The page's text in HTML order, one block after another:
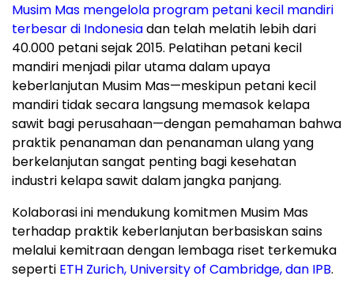
Musim Mas mengelola program petani kecil mandiri
terbesar di Indonesiadan telah melatih lebih dari
40.000 petani sejak 2015. Pelatihan petani kecil
mandiri menjadi pilar utama dalam upaya
keberlanjutan Musim Mas—meskipun petani kecil
mandiri tidak secara langsung memasok kelapa
sawit bagi perusahaan—dengan pemahaman bahwa
praktik penanaman dan penanaman ulang yang
berkelanjutan sangat penting bagi kesehatan
industri kelapa sawit dalam jangka panjang.
Kolaborasi ini mendukung komitmen Musim Mas
terhadap praktik keberlanjutan berbasiskan sains
melalui kemitraan dengan lembaga riset terkemuka
seperti ETH Zurich, University of Cambridge, dan IPB.